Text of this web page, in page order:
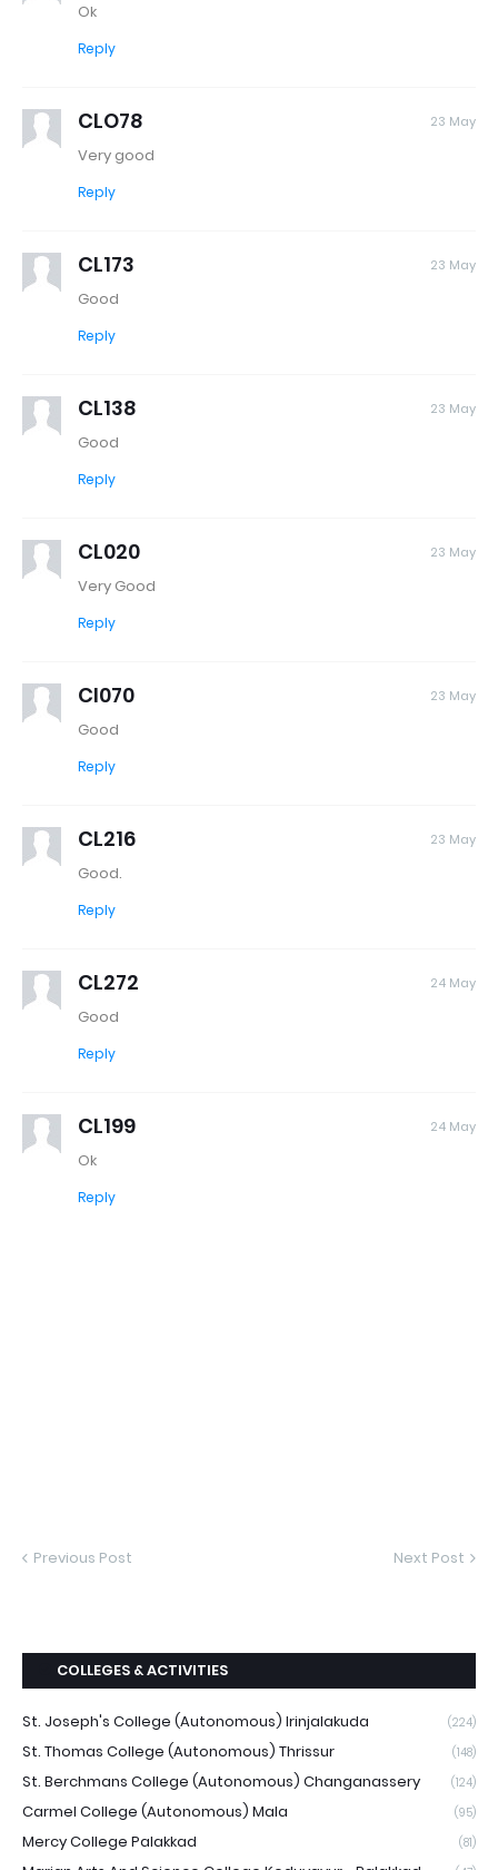
Ok
Reply
CLO78 23 May
Very good
Reply
CL173 23 May
Good
Reply
CL138 23 May
Good
Reply
CL020 23 May
Very Good
Reply
Cl070 23 May
Good
Reply
CL216 23 May
Good.
Reply
CL272 24 May
Good
Reply
CL199 24 May
Ok
Reply
Previous Post Next Post
COLLEGES & ACTIVITIES
St. Joseph's College (Autonomous) Irinjalakuda (224)
St. Thomas College (Autonomous) Thrissur (148)
St. Berchmans College (Autonomous) Changanassery (124)
Carmel College (Autonomous) Mala (95)
Mercy College Palakkad (81)